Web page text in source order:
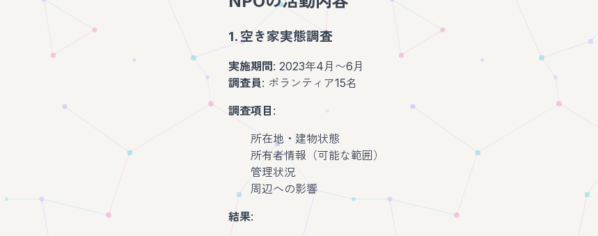
1. 空き家実態調査
実施期間 : 2023年4月〜6月
調査員: ボランティア15名
調査項目 :
所在地・建物状態
所有者情報（可能な範囲）
管理状況
周辺への影響
結果: